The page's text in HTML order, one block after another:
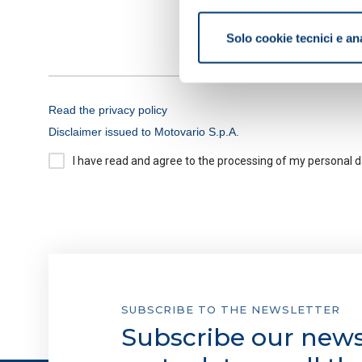
Identificare il tuo
digitali).
Approfondisci come
modificare o ritirare il tuo
Informativa breve e
Informiamo che in questo
Cookie di profilazione/
e mostrarti avvisi
cookie di profilazione,
Solo cookie tecnici e
Read the privacy policy
Disclaimer issued to Motovario S.p.A.
I have read and agree to the processing of my personal
SUBSCRIBE TO THE NEWSLETTER
Subscribe our